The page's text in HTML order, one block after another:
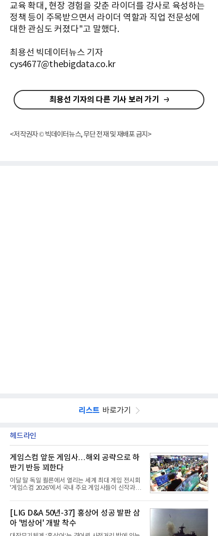
교육 확대, 현장 경험을 갖춘 라이더를 강사로 육성하는
정책 등이 주목받으면서 라이더 역할과 직업 전문성에
대한 관심도 커졌다"고 말했다.
최용선 빅데이터뉴스 기자
cys4677@thebigdata.co.kr
최용선 기자의 다른 기사 보러 가기
<저작권자 © 빅데이터뉴스, 무단 전재 및 재배포 금지>
리스트 바로가기
헤드라인
게임스컴 앞둔 게임사…해외 공략으로 하
반기 반등 꾀한다
이달 말 독일 쾰른에서 열리는 세계 최대 게임 전시회
'게임스컴 2026'에서 국내 주요 게임사들이 신작과 글
체별로 엇갈린 가운데 하반기 신작 흥행과 해외 시장
성과가 실적을 좌우할 핵심 변수로 떠오르고 있다.8일
업계에 따르면 올해 상반기 게임업계는 기업별 성적
표가 크게 갈렸다. 대표적으로 크래프톤은 'PUBG: 배
틀그라운드'의 안정적인 성장에 힘입어 상반기 연결
[LIG D&A 50년-37] 홍상어 성공 발판 삼
아 '범상어' 개발 착수